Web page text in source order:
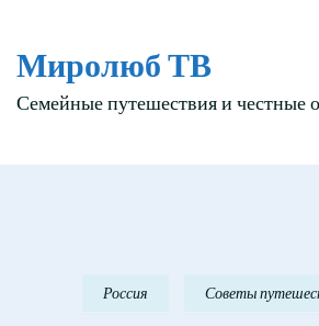
Миролюб ТВ
Семейные путешествия и честные
Россия Советы